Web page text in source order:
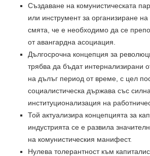
Създаване на комунистическата
или инструмент за организиране
смята, че е необходимо да се
от авангардна асоциация.
Дългосрочна концепция за
трябва да бъдат интернализирани
на дълъг период от време, с цел
социалистическа държава със силна
институционализация на
Той актуализира концепцията за
индустрията се е развила
на комунистическия манифест.
Нулева толерантност към